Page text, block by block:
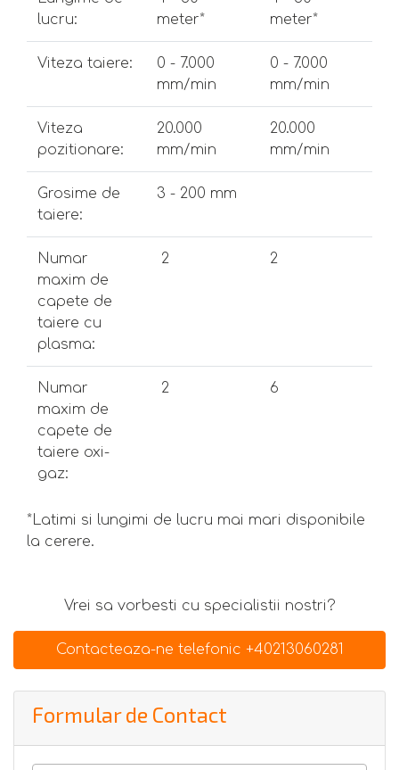
lucru:
meter*
meter*
Viteza taiere:
0 - 7.000
mm/min
0 - 7.000
mm/min
Viteza
pozitionare:
20.000
mm/min
20.000
mm/min
Grosime de
taiere:
3 - 200 mm
Numar
maxim de
capete de
taiere cu
plasma:
2 2
Numar
maxim de
capete de
taiere oxi-
gaz:
2 6
*Latimi si lungimi de lucru mai mari disponibile
la cerere.
Vrei sa vorbesti cu specialistii nostri?
Contacteaza-ne telefonic +40213060281
Formular de Contact